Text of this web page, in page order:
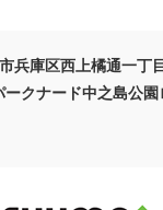
兵庫区西上橘通一
ークナード中之島公